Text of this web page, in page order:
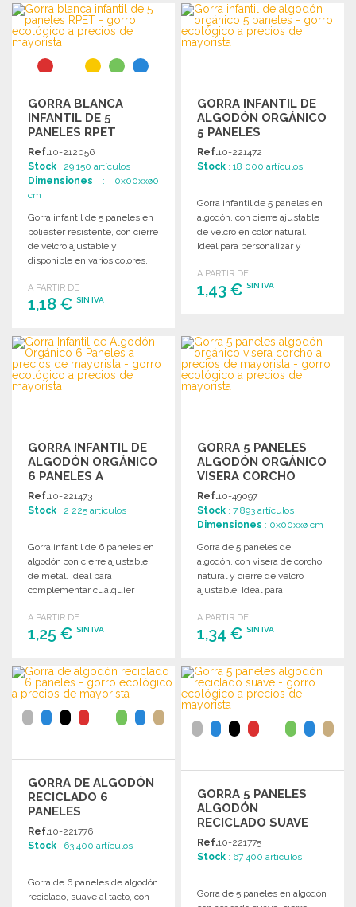
PEDIR
Solicitar un presupuesto
Solicitar un presupuesto
GORRA BLANCA
INFANTIL DE 5
PANELES RPET
Ref.10-212056
Stock : 29 150 artículos
Dimensiones : 0x00xxø0
cm
Gorra infantil de 5 paneles en
poliéster resistente, con cierre
de velcro ajustable y
disponible en varios colores.
A PARTIR DE
1,18 € SIN IVA
PEDIR
Solicitar un presupuesto
GORRA INFANTIL DE
ALGODÓN ORGÁNICO
5 PANELES
Ref.10-221472
Stock : 18 000 artículos
Gorra infantil de 5 paneles en
algodón, con cierre ajustable
de velcro en color natural.
Ideal para personalizar y
A PARTIR DE
1,43 €SIN IVA
Solicitar un presupuesto
GORRA INFANTIL DE
ALGODÓN ORGÁNICO
6 PANELES A
PRECIOS DE
MAYORISTA
Ref.10-221473
Stock : 2 225 artículos
Gorra infantil de 6 paneles en
algodón con cierre ajustable
de metal. Ideal para
complementar cualquier
A PARTIR DE
1,25 € SIN IVA
PEDIR
Solicitar un presupuesto
GORRA 5 PANELES
ALGODÓN ORGÁNICO
VISERA CORCHO
Ref.10-49097
Stock : 7 893 artículos
Dimensiones : 0x00xxø cm
Gorra de 5 paneles de
algodón, con visera de corcho
natural y cierre de velcro
ajustable. Ideal para
A PARTIR DE
1,34 €SIN IVA
PEDIR
Solicitar un presupuesto
GORRA DE ALGODÓN
RECICLADO 6
PANELES
Ref.10-221776
Stock : 63 400 artículos
Gorra de 6 paneles de algodón
reciclado, suave al tacto, con
GORRA 5 PANELES
ALGODÓN
RECICLADO SUAVE
Ref.10-221775
Stock : 67 400 artículos
Gorra de 5 paneles en algodón